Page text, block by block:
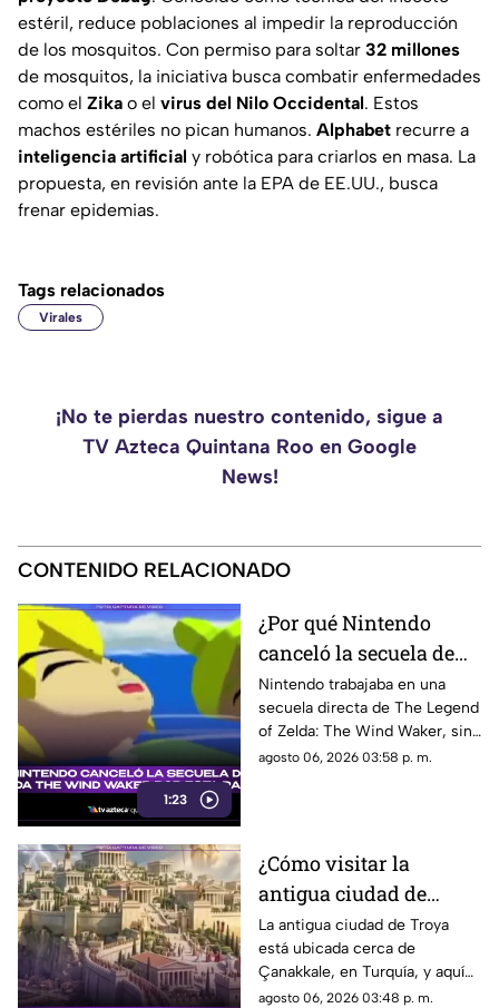
estéril, reduce poblaciones al impedir la reproducción
de los mosquitos. Con permiso para soltar 32 millones
de mosquitos, la iniciativa busca combatir enfermedades
como el Zika o el virus del Nilo Occidental. Estos
machos estériles no pican humanos. Alphabet recurre a
inteligencia artificial y robótica para criarlos en masa. La
propuesta, en revisión ante la EPA de EE.UU., busca
frenar epidemias.
Tags relacionados
Virales
¡No te pierdas nuestro contenido, sigue a
TV Azteca Quintana Roo en Google
News!
CONTENIDO RELACIONADO
1:23
¿Por qué Nintendo
canceló la secuela de
Zelda The Wind
Waker? Aquí te
explicamos la razón
Nintendo trabajaba en una
secuela directa de The Legend
of Zelda: The Wind Waker, sin
embargo, fue cancelada. Aquí
agosto 06, 2026 03:58 p. m.
¿Cómo visitar la
antigua ciudad de
Troya en Turquía y qué
se sabe de su origen
legendario?
La antigua ciudad de Troya
está ubicada cerca de
Çanakkale, en Turquía, y aquí
te explicamos todos los
agosto 06, 2026 03:48 p. m.